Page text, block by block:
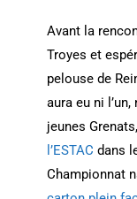
Avant la
Troyes et
pelouse de
aura eu ni
jeunes Grenats,
l’ESTAC dans
Championnat